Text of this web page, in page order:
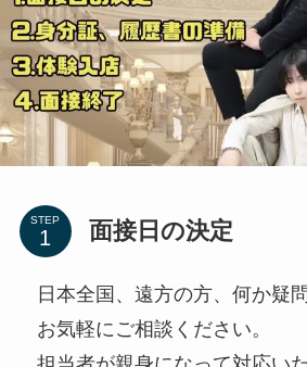
STEP 面接日の決定
日本全国、遠方の方、何か疑
お気軽にご相談ください。